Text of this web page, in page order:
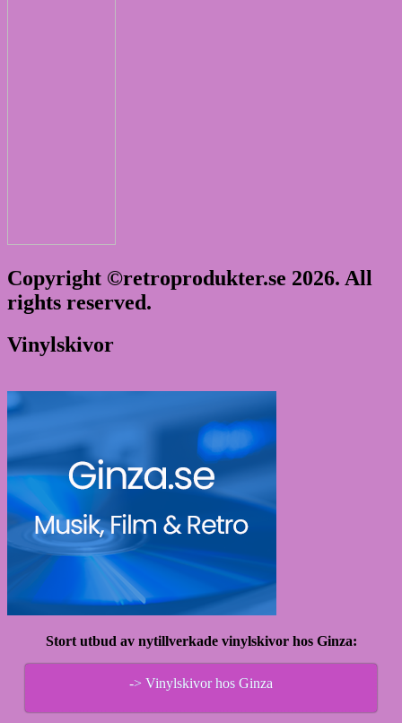
Copyright ©retroprodukter.se 2026. All
rights reserved.
Vinylskivor
Stort utbud av nytillverkade vinylskivor hos Ginza:
-> Vinylskivor hos Ginza